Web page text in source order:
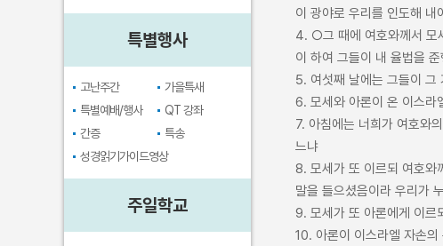
특별행사
고난주간
가을특새
특별예배/행사
QT 강좌
간증
특송
성경읽기가이드영상
주일학교
이 광야로 우리를 인도해
4. ○그 때에 여호와께서 모
이 하여 그들이 내 율법을
5. 여섯째 날에는 그들이 그
6. 모세와 아론이 온 이스라
7. 아침에는 너희가 여호와
느냐
8. 모세가 또 이르되 여호와
말을 들으셨음이라 우리가
9. 모세가 또 아론에게 이르
10. 아론이 이스라엘 자손